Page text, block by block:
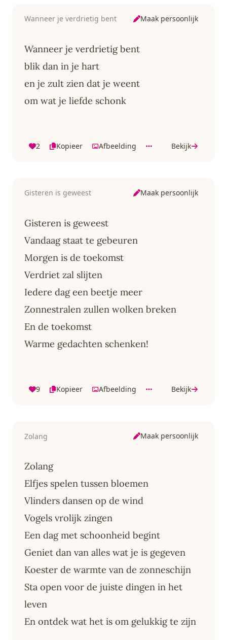
Wanneer je verdrietig bent Maak persoonlijk
Wanneer je verdrietig bent
blik dan in je hart
en je zult zien dat je weent
om wat je liefde schonk
2 Kopieer Afbeelding Bekijk
Gisteren is geweest Maak persoonlijk
Gisteren is geweest
Vandaag staat te gebeuren
Morgen is de toekomst
Verdriet zal slijten
Iedere dag een beetje meer
Zonnestralen zullen wolken breken
En de toekomst
Warme gedachten schenken!
9 Kopieer Afbeelding Bekijk
Zolang Maak persoonlijk
Zolang
Elfjes spelen tussen bloemen
Vlinders dansen op de wind
Vogels vrolijk zingen
Een dag met schoonheid begint
Geniet dan van alles wat je is gegeven
Koester de warmte van de zonneschijn
Sta open voor de juiste dingen in het
leven
En ontdek wat het is om gelukkig te zijn